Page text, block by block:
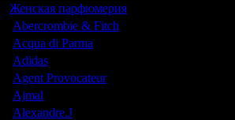
Женская парфюмерия
Abercrombie & Fitch
Acqua di Parma
Adidas
Agent Provocateur
Ajmal
Alexandre.J